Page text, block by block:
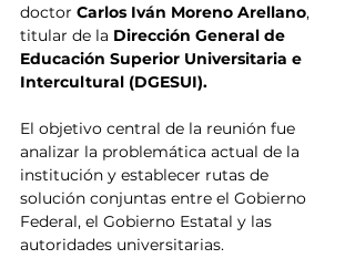
doctor Carlos Iván Moreno Arellano,
titular de la Dirección General de
Educación Superior Universitaria e
Intercultural (DGESUI).
El objetivo central de la reunión fue
analizar la problemática actual de la
institución y establecer rutas de
solución conjuntas entre el Gobierno
Federal, el Gobierno Estatal y las
autoridades universitarias.